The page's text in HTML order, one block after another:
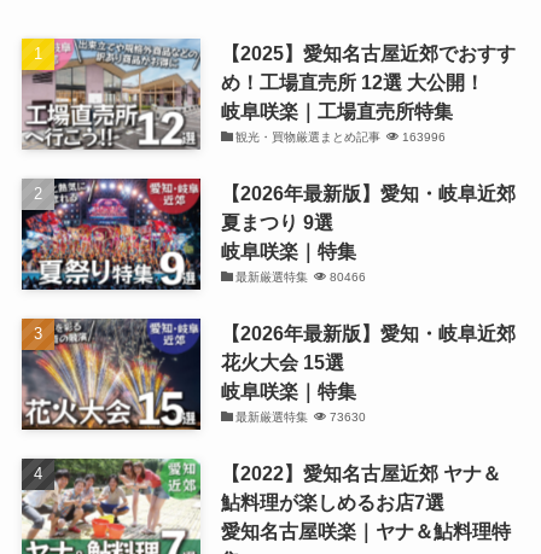
【2025】愛知名古屋近郊でおすす
め！工場直売所 12選 大公開！
岐阜咲楽｜工場直売所特集
観光・買物厳選まとめ記事 163996
【2026年最新版】愛知・岐阜近郊
夏まつり 9選
岐阜咲楽｜特集
最新厳選特集 80466
【2026年最新版】愛知・岐阜近郊
花火大会 15選
岐阜咲楽｜特集
最新厳選特集 73630
【2022】愛知名古屋近郊 ヤナ＆
鮎料理が楽しめるお店7選
愛知名古屋咲楽｜ヤナ＆鮎料理特